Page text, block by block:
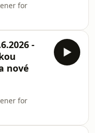
for
-
nové
for